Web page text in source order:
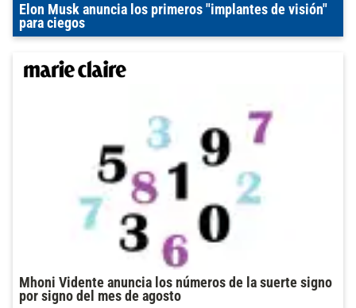
Elon Musk anuncia los primeros "implantes de visión"
para ciegos
Mhoni Vidente anuncia los números de la suerte signo
por signo del mes de agosto